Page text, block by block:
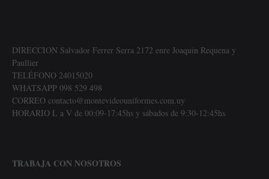
DIRECCION Salvador Ferrer Serra 2172 enre Joaquín Requena y
Paullier
TELÉFONO 24015020
WHATSAPP 098 529 498
CORREO contacto@montevideouniformes.com.uy
HORARIO L a V de 00:09-17:45hs y sábados de 9:30-12:45hs
TRABAJA CON NOSOTROS